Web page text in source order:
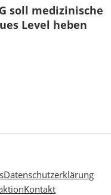
soll medizinische
Level heben
Datenschutzerklärung
Kontakt